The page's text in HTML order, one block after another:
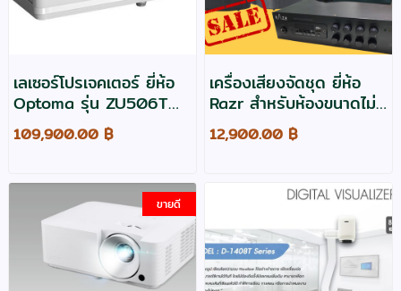
เลเซอร์โปรเจคเตอร์ ยี่ห้อ
Optoma รุ่น ZU506T
ความสว่าง 5000
WUXGA สินค้าตกรุ่น
109,900.00 ฿
เครื่องเสียงจัดชุด ยี่ห้อ
Razr สำหรับห้องขนาดไม่
เกิน 30 ตารางเมตร
ประกัน 2 ปี
12,900.00 ฿
ขายดี